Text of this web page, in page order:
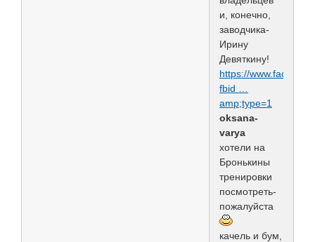
и, конечно,
заводчика-
Ирину
Девяткину!
https://
fbid …
amp;type=1
oksana-
varya
хотели на
Бронькины
тренировки
посмотреть-
пожалуйста
качель и бум,